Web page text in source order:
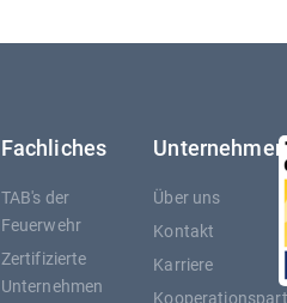
Fachliches
TAB's der
Feuerwehr
Zertifizierte
Unternehmen
Unternehmen
Über uns
Kontakt
Karriere